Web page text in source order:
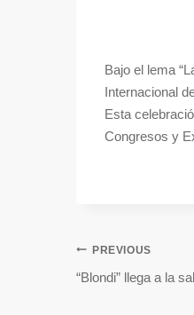
Bajo el lema
Internacional
Esta
Congresos y
PREVIOUS
“Blondi” llega a la